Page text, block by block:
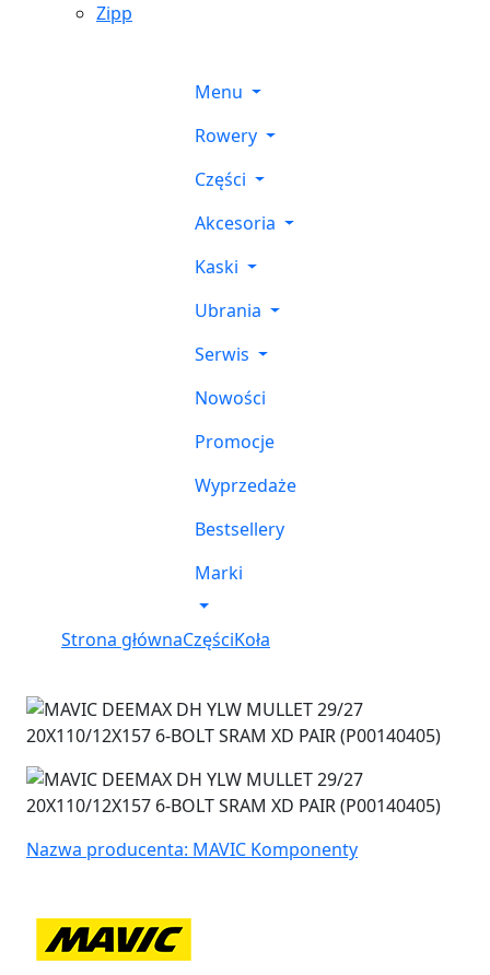
Zipp
Menu
Rowery
Części
Akcesoria
Kaski
Ubrania
Serwis
Nowości
Promocje
Wyprzedaże
Bestsellery
Marki
Strona głównaCzęściKoła
Nazwa producenta: MAVIC Komponenty